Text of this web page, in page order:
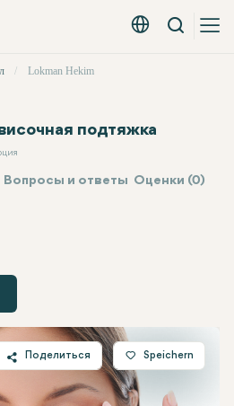
Русский - EUR
Вызов
Lokman Hekim
подтяжка
Вопросы и ответы Оценки (0)
Поделиться
Twitter
Speichern